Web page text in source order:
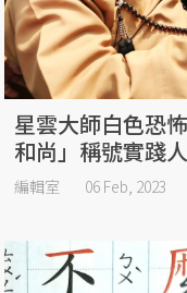
星雲大師白色恐
和尚」稱號實踐
編輯室 06 Feb, 2023